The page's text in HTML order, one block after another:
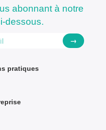
abonnant à notre
dessous.
→
pratiques